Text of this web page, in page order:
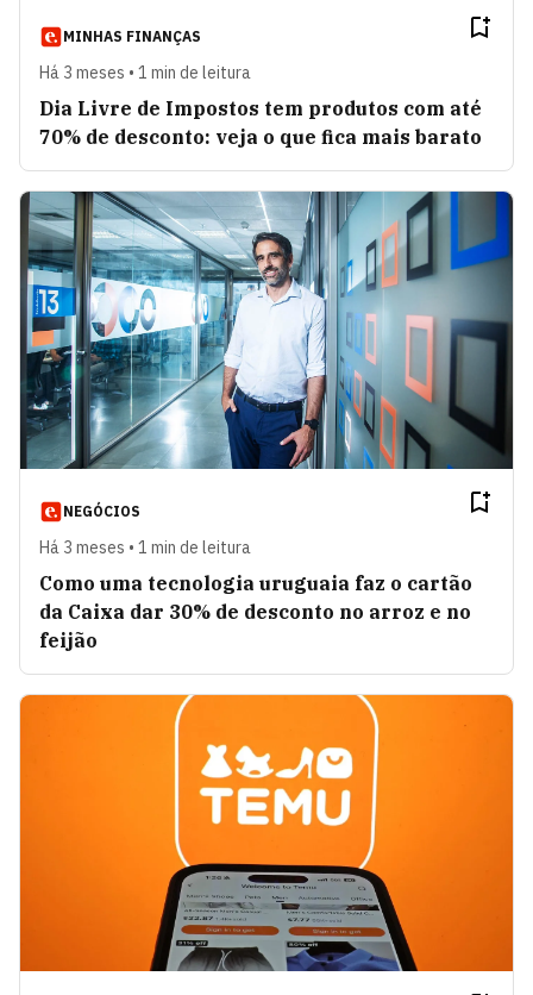
MINHAS FINANÇAS
Há 3 meses • 1 min de leitura
Dia Livre de Impostos tem produtos com até
70% de desconto: veja o que fica mais barato
NEGÓCIOS
Há 3 meses • 1 min de leitura
Como uma tecnologia uruguaia faz o cartão
da Caixa dar 30% de desconto no arroz e no
feijão